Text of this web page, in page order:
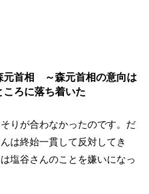
元首相 ～森元首相の意向は
ろに落ち着いた
りが合わなかったのです。だ
は終始一貫して反対してき
塩谷さんのことを嫌いになっ